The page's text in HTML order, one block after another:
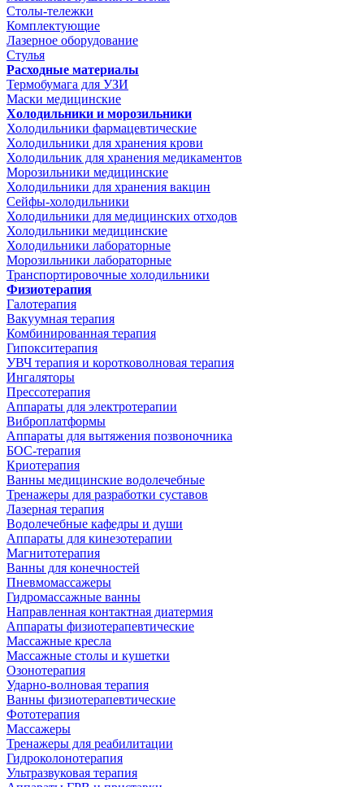
Столы-тележки
Комплектующие
Лазерное оборудование
Стулья
Расходные материалы
Термобумага для УЗИ
Маски медицинские
Холодильники и морозильники
Холодильники фармацевтические
Холодильники для хранения крови
Холодильник для хранения медикаментов
Морозильники медицинские
Холодильники для хранения вакцин
Сейфы-холодильники
Холодильники для медицинских отходов
Холодильники медицинские
Холодильники лабораторные
Морозильники лабораторные
Транспортировочные холодильники
Физиотерапия
Галотерапия
Вакуумная терапия
Комбинированная терапия
Гипокситерапия
УВЧ терапия и коротковолновая терапия
Ингаляторы
Прессотерапия
Аппараты для электротерапии
Виброплатформы
Аппараты для вытяжения позвоночника
БОС-терапия
Криотерапия
Ванны медицинские водолечебные
Тренажеры для разработки суставов
Лазерная терапия
Водолечебные кафедры и души
Аппараты для кинезотерапии
Магнитотерапия
Ванны для конечностей
Пневмомассажеры
Гидромассажные ванны
Направленная контактная диатермия
Аппараты физиотерапевтические
Массажные кресла
Массажные столы и кушетки
Озонотерапия
Ударно-волновая терапия
Ванны физиотерапевтические
Фототерапия
Массажеры
Тренажеры для реабилитации
Гидроколонотерапия
Ультразвуковая терапия